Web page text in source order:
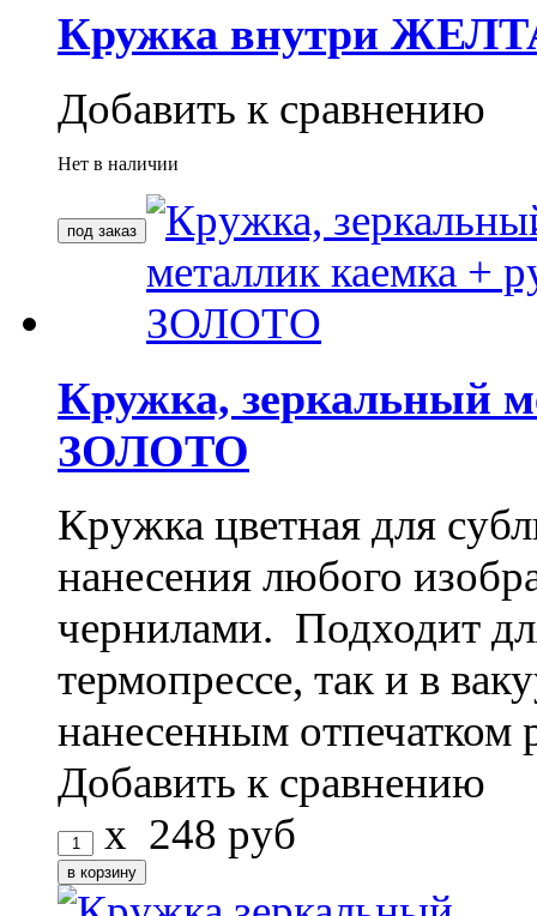
Кружка внутри
Добавить к сравнению
Нет в наличии
Кружка, зеркальный
ЗОЛОТО
Кружка цветная для
нанесения любого
чернилами. Подходит
термопрессе, так и в
нанесенным
Добавить к сравнению
x 248 руб